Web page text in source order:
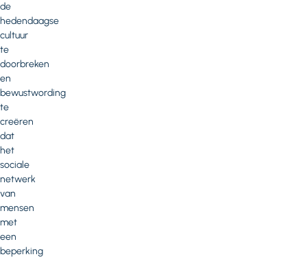
de
hedendaagse
cultuur
te
doorbreken
en
bewustwording
te
creëren
dat
het
sociale
netwerk
van
mensen
met
een
beperking